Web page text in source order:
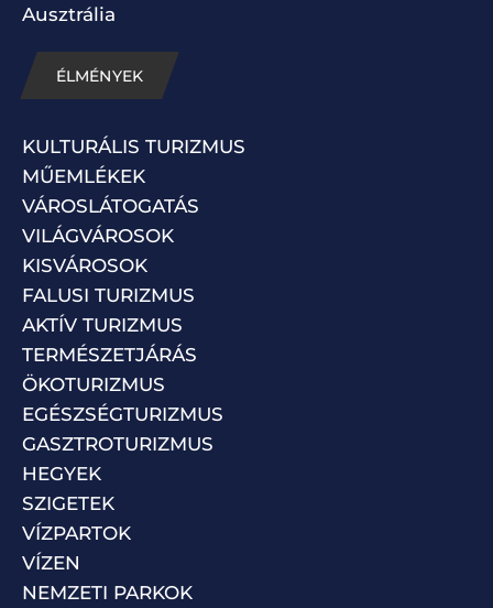
Ausztrália
ÉLMÉNYEK
KULTURÁLIS TURIZMUS
MŰEMLÉKEK
VÁROSLÁTOGATÁS
VILÁGVÁROSOK
KISVÁROSOK
FALUSI TURIZMUS
AKTÍV TURIZMUS
TERMÉSZETJÁRÁS
ÖKOTURIZMUS
EGÉSZSÉGTURIZMUS
GASZTROTURIZMUS
HEGYEK
SZIGETEK
VÍZPARTOK
VÍZEN
NEMZETI PARKOK